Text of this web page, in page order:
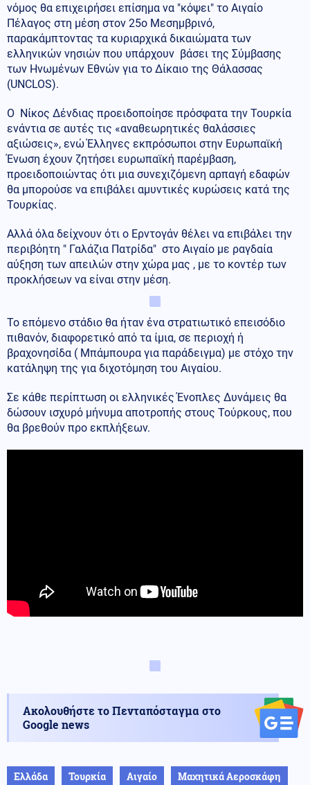
νόμος θα επιχειρήσει επίσημα να "κόψει" το Αιγαίο
Πέλαγος στη μέση στον 25ο Μεσημβρινό,
παρακάμπτοντας τα κυριαρχικά δικαιώματα των
ελληνικών νησιών που υπάρχουν βάσει της Σύμβασης
των Ηνωμένων Εθνών για το Δίκαιο της Θάλασσας
(UNCLOS).
Ο Νίκος Δένδιας προειδοποίησε πρόσφατα την Τουρκία
ενάντια σε αυτές τις «αναθεωρητικές θαλάσσιες
αξιώσεις», ενώ Έλληνες εκπρόσωποι στην Ευρωπαϊκή
Ένωση έχουν ζητήσει ευρωπαϊκή παρέμβαση,
προειδοποιώντας ότι μια συνεχιζόμενη αρπαγή εδαφών
θα μπορούσε να επιβάλει αμυντικές κυρώσεις κατά της
Τουρκίας.
Αλλά όλα δείχνουν ότι ο Ερντογάν θέλει να επιβάλει την
περιβόητη " Γαλάζια Πατρίδα" στο Αιγαίο με ραγδαία
αύξηση των απειλών στην χώρα μας , με το κοντέρ των
προκλήσεων να είναι στην μέση.
Το επόμενο στάδιο θα ήταν ένα στρατιωτικό επεισόδιο
πιθανόν, διαφορετικό από τα ίμια, σε περιοχή ή
βραχονησίδα ( Μπάμπουρα για παράδειγμα) με στόχο την
κατάληψη της για διχοτόμηση του Αιγαίου.
Σε κάθε περίπτωση οι ελληνικές Ένοπλες Δυνάμεις θα
δώσουν ισχυρό μήνυμα αποτροπής στους Τούρκους, που
θα βρεθούν προ εκπλήξεων.
Ακολουθήστε το Πενταπόσταγμα στο
Google news
Ελλάδα Τουρκία Αιγαίο Μαχητικά Αεροσκάφη